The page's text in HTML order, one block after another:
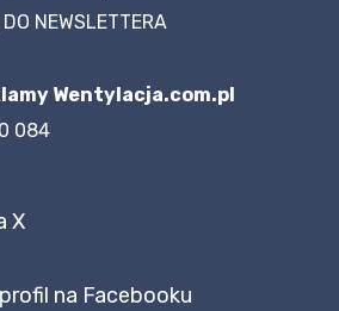
NEWSLETTERA
Wentylacja.com.pl
084
X
na Facebooku